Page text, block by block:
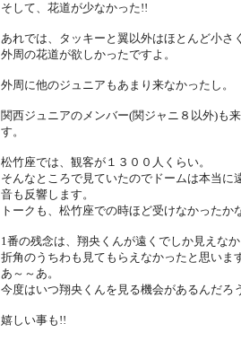
そして、花道が少なかった!!
あれでは、タッキーと翼以外はほとんど小さ
外周の花道が欲しかったですよ。
外周に他のジュニアもあまり来なかったし。
関西ジュニアのメンバー(関ジャニ８以外)も
す。
松竹座では、観客が１３００人くらい。
そんなところで見ていたのでドームは本当に
音も反響します。
トークも、松竹座での時ほど受けなかったか
1番の残念は、翔央くんが遠くでしか見えなか
折角のうちわも見てもらえなかったと思いま
あ～～あ。
今度はいつ翔央くんを見る機会があるんだろ
嬉しい事も!!